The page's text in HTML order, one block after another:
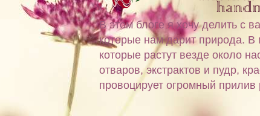
В этом блоге я хочу делить с
которые нам дарит природа. В
которые растут везде около
отваров, экстрактов и пудр,
провоцирует огромный прилив